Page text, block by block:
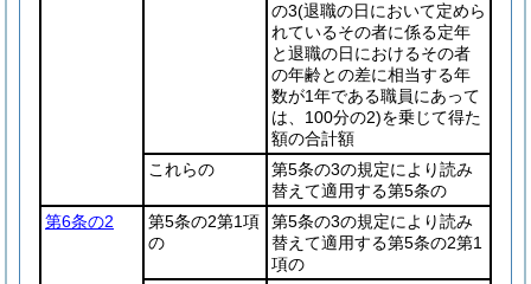
の3(退職の日において定めら
れているその者に係る定年
と退職の日におけるその者
の年齢との差に相当する年
数が1年である職員にあって
は、100分の2)を乗じて得た
額の合計額
これらの
第5条の3の規定により読み
替えて適用する第5条の
第6条の2
第5条の2第1項
の
第5条の3の規定により読み
替えて適用する第5条の2第1
項の